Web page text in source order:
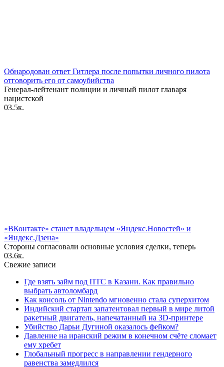
Обнародован ответ Гитлера после попытки личного пилота
отговорить его от самоубийства
Генерал-лейтенант полиции и личный пилот главаря
нацистской
03.5к.
«ВКонтакте» станет владельцем «Яндекс.Новостей» и
«Яндекс.Дзена»
Стороны согласовали основные условия сделки, теперь
03.6к.
Свежие записи
Где взять займ под ПТС в Казани. Как правильно
выбрать автоломбард
Как консоль от Nintendo мгновенно стала суперхитом
Индийский стартап запатентовал первый в мире литой
ракетный двигатель, напечатанный на 3D-принтере
Убийство Дарьи Дугиной оказалось фейком?
Давление на иранский режим в конечном счёте сломает
ему хребет
Глобальный прогресс в направлении гендерного
равенства замедлился